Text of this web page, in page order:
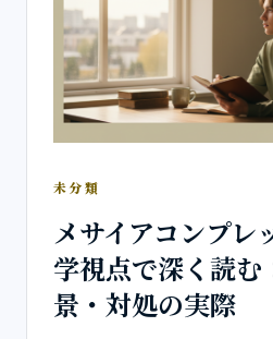
未分類
メサイアコンプレ
学視点で深く読む
景・対処の実際